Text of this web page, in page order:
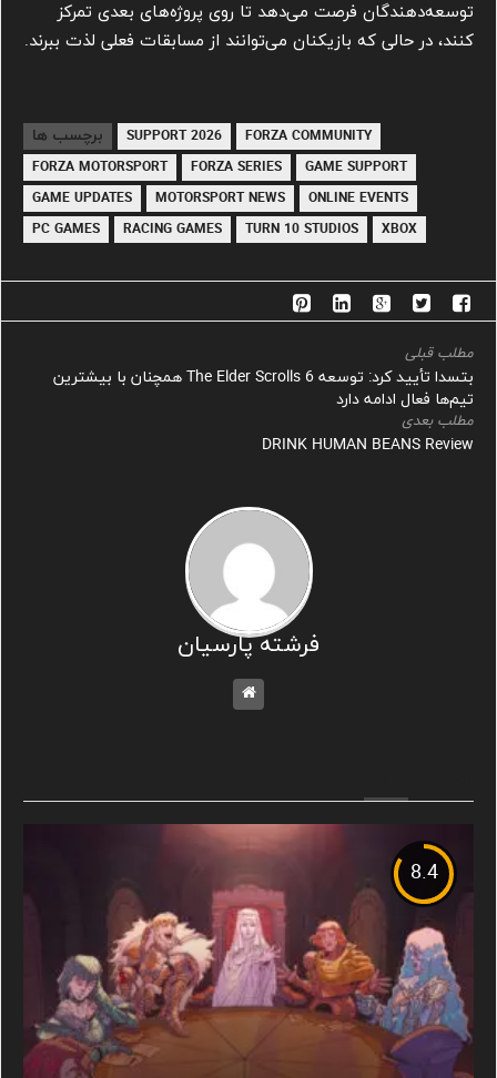
توسعه‌دهندگان فرصت می‌دهد تا روی پروژه‌های بعدی تمرکز
کنند، در حالی که بازیکنان می‌توانند از مسابقات فعلی لذت ببرند.
برچسب ها 2026 SUPPORT
FORZA COMMUNITY
FORZA MOTORSPORT
FORZA SERIES
GAME SUPPORT
GAME UPDATES
MOTORSPORT NEWS
ONLINE EVENTS
PC GAMES
RACING GAMES TURN 10 STUDIOS XBOX
مطلب قبلی
بتسدا تأیید کرد: توسعه The Elder Scrolls 6 همچنان با بیشترین
تیم‌ها فعال ادامه دارد
مطلب بعدی
DRINK HUMAN BEANS Review
فرشته پارسیان
8.4